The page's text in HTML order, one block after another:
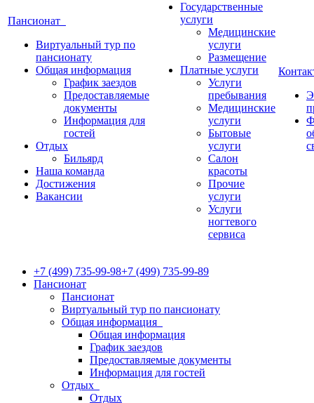
Пансионат
Виртуальный тур по
пансионату
Общая информация
График заездов
Предоставляемые
документы
Информация для
гостей
Отдых
Бильярд
Наша команда
Достижения
Вакансии
Государственные
услуги
Медицинские
услуги
Размещение
Платные услуги
Услуги
пребывания
Медицинские
услуги
Бытовые
услуги
Салон
красоты
Прочие
услуги
Услуги
ногтевого
сервиса
+7 (499) 735-99-98+7 (499) 735-99-89
Пансионат
Пансионат
Виртуальный тур по пансионату
Общая информация
Общая информация
График заездов
Предоставляемые документы
Информация для гостей
Отдых
Отдых